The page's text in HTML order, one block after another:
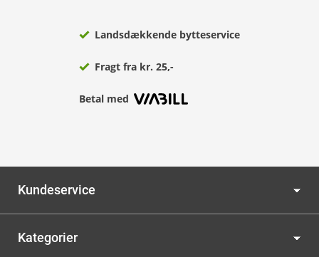
Landsdækkende bytteservice
Fragt fra kr. 25,-
Betal med
Kundeservice
Kategorier